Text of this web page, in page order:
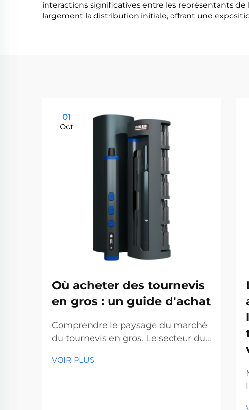
interactions significatives entre les représentants
largement la distribution initiale, offrant une
01
Oct
Où acheter des tournevis
en gros : un guide d'achat
Comprendre le paysage du marché
du tournevis en gros. Le secteur du
segment essentiel du marché des
VOIR PLUS